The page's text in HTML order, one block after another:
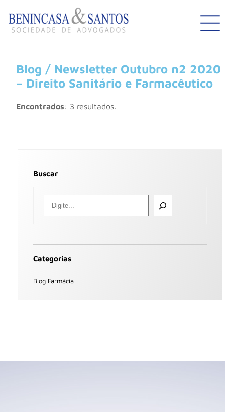
Blog / Newsletter Outubro n2 2020
– Direito Sanitário e Farmacêutico
Encontrados: 3 resultados.
Buscar
Categorias
Blog Farmácia